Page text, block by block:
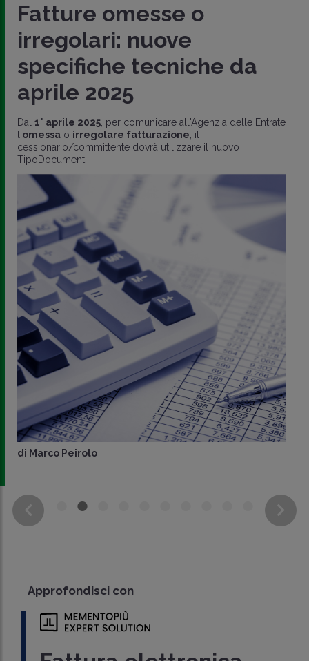
Fatture omesse o
irregolari: nuove
specifiche tecniche da
aprile 2025
Dal 1° aprile 2025 , per comunicare all'Agenzia delle Entrate
l'omessa o irregolare fatturazione , il
cessionario/committente dovrà utilizzare il nuovo
TipoDocument..
di Marco Peirolo
Approfondisci con